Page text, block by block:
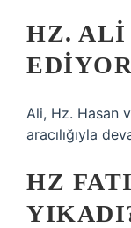
HZ. ALI
Ali, Hz. Hasan
aracılığıyla
HZ